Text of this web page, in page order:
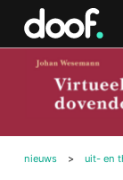
nieuws > uit- en
Doof.nl